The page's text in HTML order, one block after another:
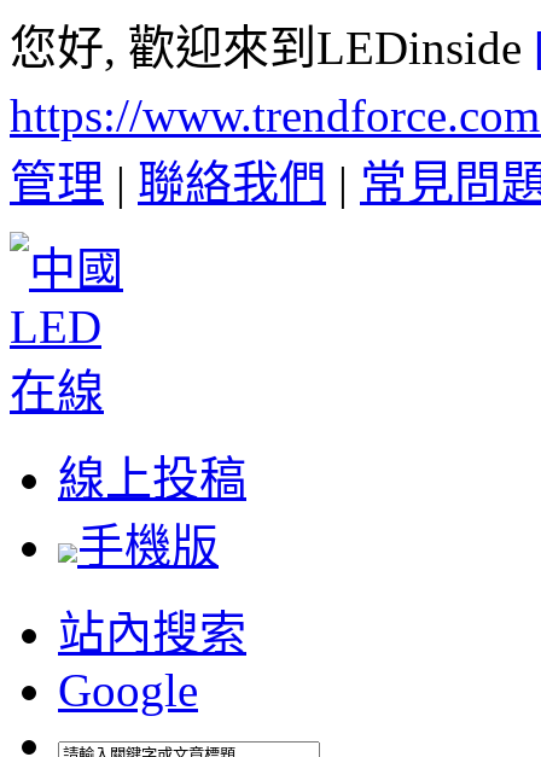
您好, 歡迎來到LEDinside
https://
管理 | 聯絡我們 | 常見問
線上投稿
手機版
站內搜索
Google